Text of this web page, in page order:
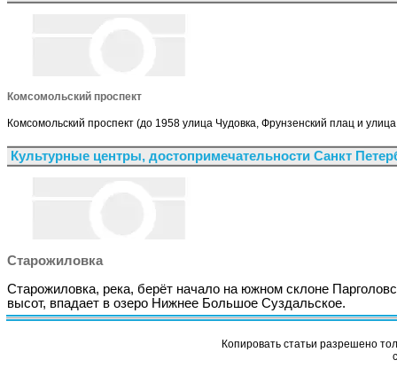
Комсомольский проспект
Комсомольский проспект (до 1958 улица Чудовка, Фрунзенский плац и
Культурные центры, достопримечательности Санкт
Старожиловка
Старожиловка, река, берёт начало на южном склоне
высот, впадает в озеро Нижнее Большое Суздальское.
Копировать статьи разрешено